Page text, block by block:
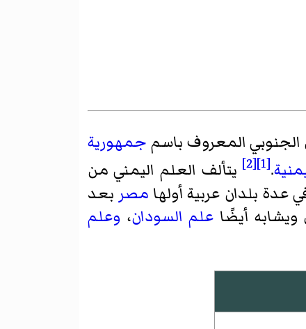
الجنوبي المعروف باسم جمهورية
.
[1]
[2]
يتألف العلم اليمني من
عدة بلدان عربية أولها مصر بعد
ويشابه أيضًا علم السودان، وعلم